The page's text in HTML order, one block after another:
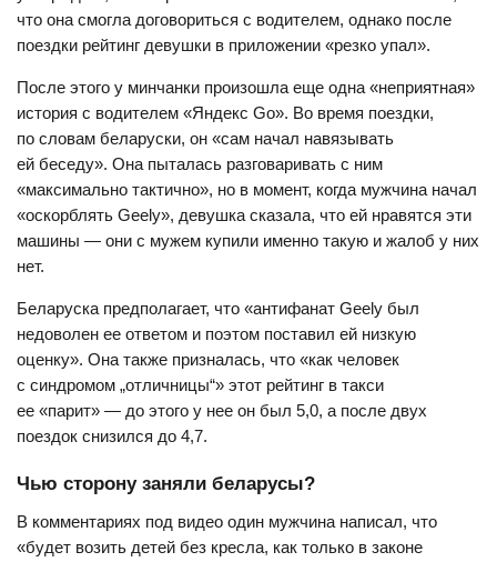
что она смогла договориться с водителем, однако после
поездки рейтинг девушки в приложении «резко упал».
После этого у минчанки произошла еще одна «неприятная»
история с водителем «Яндекс Go». Во время поездки,
по словам беларуски, он «сам начал навязывать
ей беседу». Она пыталась разговаривать с ним
«максимально тактично», но в момент, когда мужчина начал
«оскорблять Geely», девушка сказала, что ей нравятся эти
машины — они с мужем купили именно такую и жалоб у них
нет.
Беларуска предполагает, что «антифанат Geely был
недоволен ее ответом и поэтом поставил ей низкую
оценку». Она также призналась, что «как человек
с синдромом „отличницы“» этот рейтинг в такси
ее «парит» — до этого у нее он был 5,0, а после двух
поездок снизился до 4,7.
Чью сторону заняли беларусы?
В комментариях под видео один мужчина написал, что
«будет возить детей без кресла, как только в законе